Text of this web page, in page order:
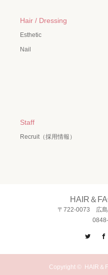
Hair / Dressing
Esthetic
Nail
Staff
Recruit（採用情報）
HAIR＆
〒722-0073 広島
Twitter
Copyright © HAIR＆